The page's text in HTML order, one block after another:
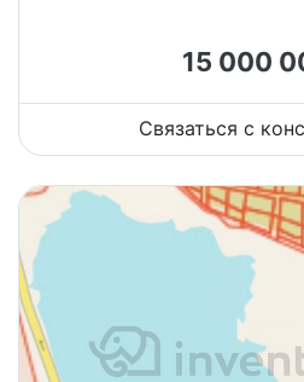
15 000
Связаться с